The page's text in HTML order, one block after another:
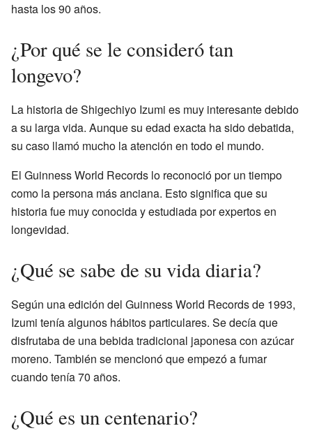
hasta los 90 años.
¿Por qué se le consideró tan
longevo?
La historia de Shigechiyo Izumi es muy interesante debido
a su larga vida. Aunque su edad exacta ha sido debatida,
su caso llamó mucho la atención en todo el mundo.
El Guinness World Records lo reconoció por un tiempo
como la persona más anciana. Esto significa que su
historia fue muy conocida y estudiada por expertos en
longevidad.
¿Qué se sabe de su vida diaria?
Según una edición del Guinness World Records de 1993,
Izumi tenía algunos hábitos particulares. Se decía que
disfrutaba de una bebida tradicional japonesa con azúcar
moreno. También se mencionó que empezó a fumar
cuando tenía 70 años.
¿Qué es un centenario?